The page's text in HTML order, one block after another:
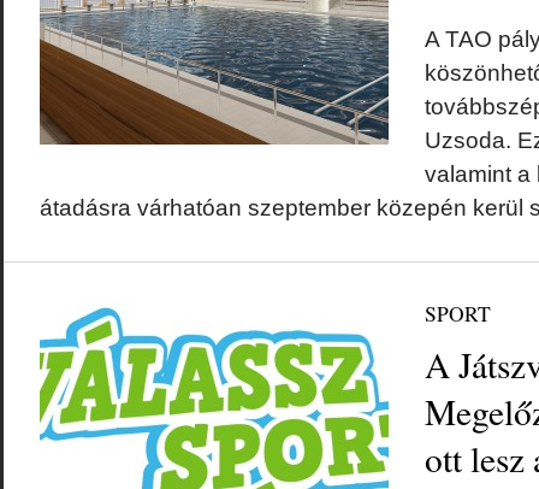
A TAO
Uzsoda.
valamint a
átadásra várhatóan szeptember közepén kerül
SPORT
A
ott lesz